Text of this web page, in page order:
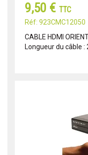
9,50 € TTC
Réf: 923CMC12050
CABLE HDMI
Longueur du câble :